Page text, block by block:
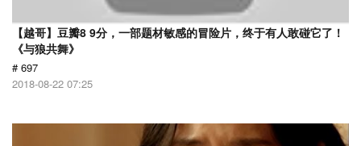
【越哥】豆瓣8 9分，一部题材敏感的冒险片，终于有人敢碰它了！
《与狼共舞》
# 697
2018-08-22 07:25